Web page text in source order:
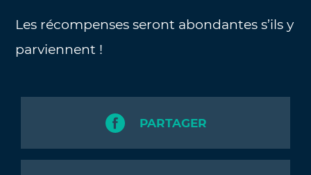
Les récompenses seront abondantes s’ils y
parviennent !
PARTAGER